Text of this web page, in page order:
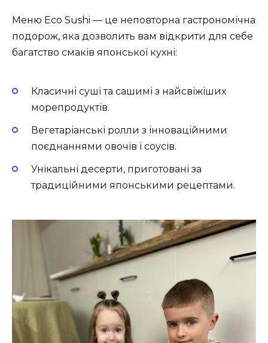
Меню Eco Sushi — це неповторна гастрономічна
подорож, яка дозволить вам відкрити для себе
багатство смаків японської кухні:
Класичні суші та сашимі з найсвіжіших
морепродуктів.
Вегетаріанські ролли з інноваційними
поєднаннями овочів і соусів.
Унікальні десерти, приготовані за
традиційними японськими рецептами.